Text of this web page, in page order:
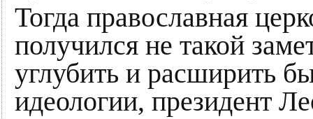
Тогда православная
получился не такой
углубить и расширить
идеологии, президент